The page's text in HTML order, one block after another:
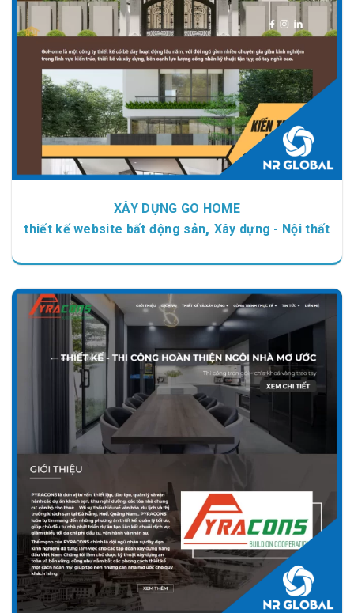
Chi tiết Xem giao diện
XÂY DỰNG GO HOME
thiết kế website bất động sản, Xây dựng - Nội thất
Chi tiết Xem giao diện